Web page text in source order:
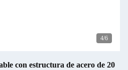
5/6
con estructura de acero de 20